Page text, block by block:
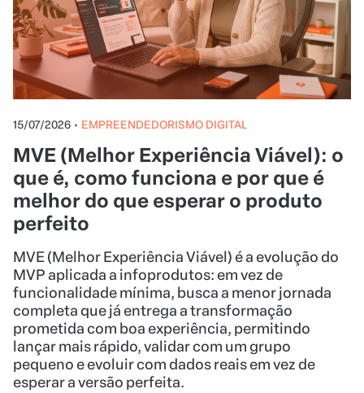
15/07/2026 • EMPREENDEDORISMO DIGITAL
MVE (Melhor Experiência Viável): o
que é, como funciona e por que é
melhor do que esperar o produto
perfeito
MVE (Melhor Experiência Viável) é a evolução do
MVP aplicada a infoprodutos: em vez de
funcionalidade mínima, busca a menor jornada
completa que já entrega a transformação
prometida com boa experiência, permitindo
lançar mais rápido, validar com um grupo
pequeno e evoluir com dados reais em vez de
esperar a versão perfeita.